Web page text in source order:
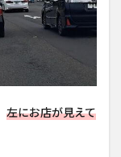
左にお店が見えて